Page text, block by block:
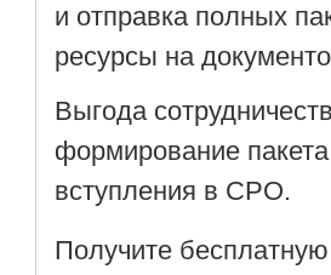
и отправка полных
ресурсы на
Выгода
формирование
вступления в СРО.
Получите